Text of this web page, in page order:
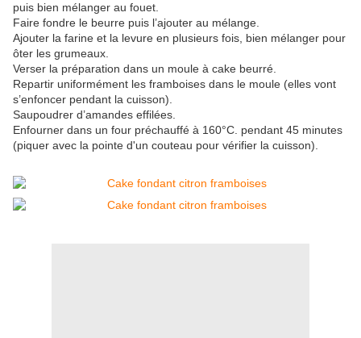
puis bien mélanger au fouet.
Faire fondre le beurre puis l’ajouter au mélange.
Ajouter la farine et la levure en plusieurs fois, bien mélanger pour
ôter les grumeaux.
Verser la préparation dans un moule à cake beurré.
Repartir uniformément les framboises dans le moule (elles vont
s’enfoncer pendant la cuisson).
Saupoudrer d’amandes effilées.
Enfourner dans un four préchauffé à 160°C. pendant 45 minutes
(piquer avec la pointe d'un couteau pour vérifier la cuisson).